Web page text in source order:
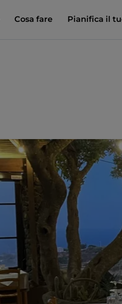
Cosa fare Pianifica il